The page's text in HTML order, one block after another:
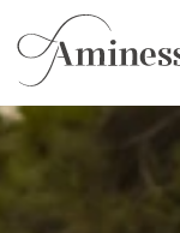
HR
Resorts